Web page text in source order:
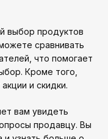
выбор продуктов
сравнивать
что помогает
Кроме того,
и скидки.
вам увидеть
продавцу. Вы